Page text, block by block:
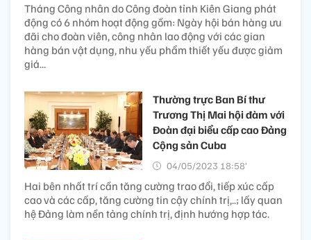
Tháng Công nhân do Công đoàn tỉnh Kiên Giang phát
động có 6 nhóm hoạt động gồm: Ngày hội bán hàng ưu
đãi cho đoàn viên, công nhân lao động với các gian
hàng bán vật dụng, nhu yếu phẩm thiết yếu được giảm
giá...
Thường trực Ban Bí thư
Trương Thị Mai hội đàm với
Đoàn đại biểu cấp cao Đảng
Cộng sản Cuba
04/05/2023 18:58’
Hai bên nhất trí cần tăng cường trao đổi, tiếp xúc cấp
cao và các cấp, tăng cường tin cậy chính trị,..; lấy quan
hệ Đảng làm nền tảng chính trị, định hướng hợp tác.